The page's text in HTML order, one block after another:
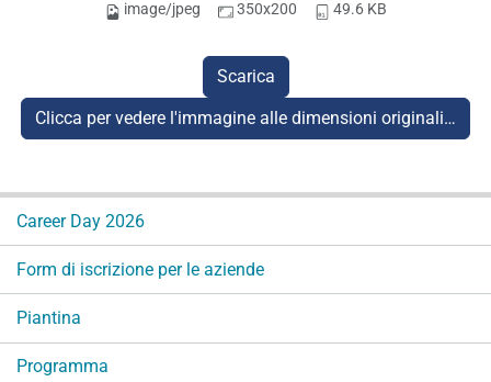
image/jpeg 350x200 49.6 KB
Scarica
Clicca per vedere l'immagine alle dimensioni originali…
i
a
Career Day 2026
Form di iscrizione per le aziende
Piantina
Programma